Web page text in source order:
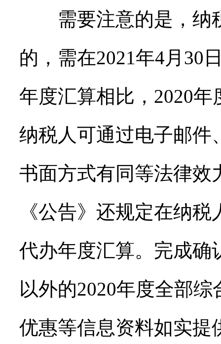
需要注意的是，纳
的，需在2021年4月30
年度汇算相比，2020
纳税人可通过电子邮件
书面方式有同等法律效
《公告》还规定在纳
代办年度汇算。完成确
以外的2020年度全部
优惠等信息资料如实提